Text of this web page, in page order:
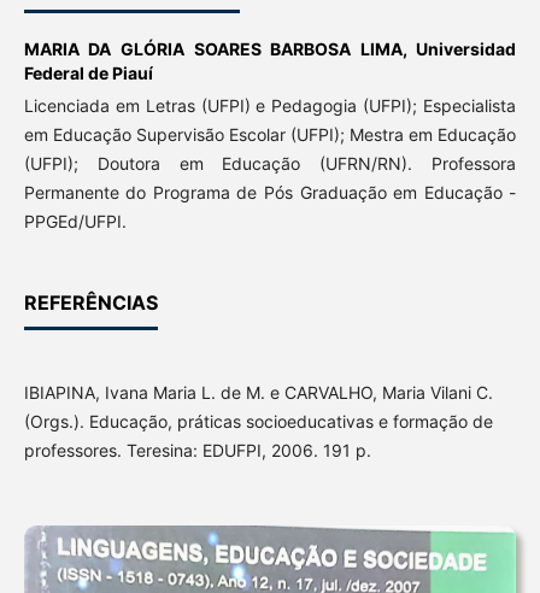
MARIA DA GLÓRIA SOARES BARBOSA LIMA,Universidad
Federal de Piauí
Licenciada em Letras (UFPI) e Pedagogia (UFPI); Especialista
em Educação Supervisão Escolar (UFPI); Mestra em Educação
(UFPI); Doutora em Educação (UFRN/RN). Professora
Permanente do Programa de Pós Graduação em Educação -
PPGEd/UFPI.
REFERÊNCIAS
IBIAPINA, Ivana Maria L. de M. e CARVALHO, Maria Vilani C.
(Orgs.). Educação, práticas socioeducativas e formação de
professores. Teresina: EDUFPI, 2006. 191 p.